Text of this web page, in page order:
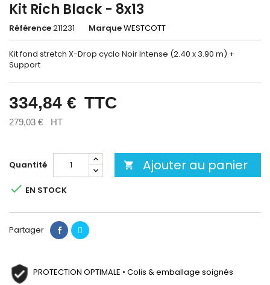
Kit Rich Black - 8x13
Référence211231 MarqueWESTCOTT
Kit fond stretch X-Drop cyclo Noir Intense (2.40 x 3.90 m) +
Support
334,84 € TTC
279,03 € HT
Quantité  Ajouter au panier
 EN STOCK
Partager
PROTECTION OPTIMALE • Colis & emballage soignés